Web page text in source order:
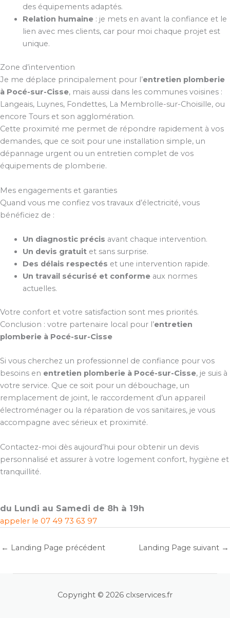
des équipements adaptés.
Relation humaine: je mets en avant la confiance et le
lien avec mes clients, car pour moi chaque projet est
unique.
Zone d’intervention
Je me déplace principalement pour l’entretien plomberie
à Pocé-sur-Cisse, mais aussi dans les communes voisines :
Langeais, Luynes, Fondettes, La Membrolle-sur-Choisille, ou
encore Tours et son agglomération.
Cette proximité me permet de répondre rapidement à vos
demandes, que ce soit pour une installation simple, un
dépannage urgent ou un entretien complet de vos
équipements de plomberie.
Mes engagements et garanties
Quand vous me confiez vos travaux d’électricité, vous
bénéficiez de :
Un diagnostic précis avant chaque intervention.
Un devis gratuitet sans surprise.
Des délais respectés et une intervention rapide.
Un travail sécurisé et conformeaux normes
actuelles.
Votre confort et votre satisfaction sont mes priorités.
Conclusion : votre partenaire local pour l’entretien
plomberie à Pocé-sur-Cisse
Si vous cherchez un professionnel de confiance pour vos
besoins en entretien plomberie à Pocé-sur-Cisse, je suis à
votre service. Que ce soit pour un débouchage, un
remplacement de joint, le raccordement d’un appareil
électroménager ou la réparation de vos sanitaires, je vous
accompagne avec sérieux et proximité.
Contactez-moi dès aujourd’hui pour obtenir un devis
personnalisé et assurer à votre logement confort, hygiène et
tranquillité.
du Lundi au Samedi de 8h à 19h
appeler le 07 49 73 63 97
← Landing Page précédent Landing Page suivant →
Copyright © 2026 clxservices.fr